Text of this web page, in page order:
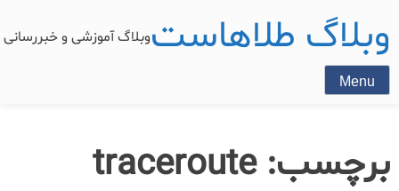
وبلاگ طلاهاستوبلاگ آموزشی و
Menu
برچسب:traceroute